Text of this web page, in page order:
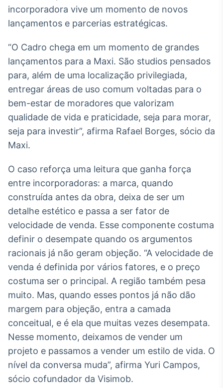
Tokenização
de ativos
Crédito
Em breve
incorporadora vive um momento de novos
lançamentos e parcerias estratégicas.
“O Cadro chega em um momento de grandes
lançamentos para a Maxi. São studios pensados
para, além de uma localização privilegiada,
entregar áreas de uso comum voltadas para o
bem-estar de moradores que valorizam
qualidade de vida e praticidade, seja para morar,
seja para investir”, afirma Rafael Borges, sócio da
Maxi.
O caso reforça uma leitura que ganha força
entre incorporadoras: a marca, quando
construída antes da obra, deixa de ser um
detalhe estético e passa a ser fator de
velocidade de venda. Esse componente costuma
definir o desempate quando os argumentos
racionais já não geram objeção. “A velocidade de
venda é definida por vários fatores, e o preço
costuma ser o principal. A região também pesa
muito. Mas, quando esses pontos já não dão
margem para objeção, entra a camada
conceitual, e é ela que muitas vezes desempata.
Nesse momento, deixamos de vender um
projeto e passamos a vender um estilo de vida. O
nível da conversa muda”, afirma Yuri Campos,
sócio cofundador da Visimob.